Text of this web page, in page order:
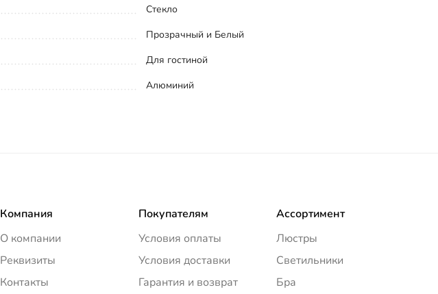
Стекло
Прозрачный и Белый
Для гостиной
Алюминий
Компания
О компании
Реквизиты
Контакты
Покупателям
Условия оплаты
Условия доставки
Гарантия и возврат
Ассортимент
Люстры
Светильники
Бра